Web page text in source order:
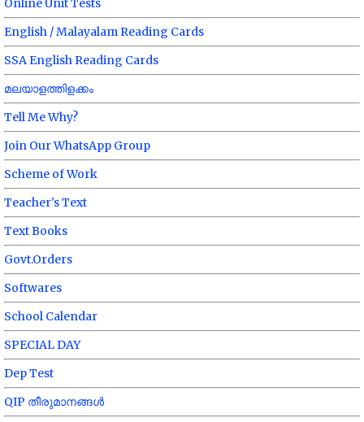
Online Unit Tests
English / Malayalam Reading Cards
SSA English Reading Cards
മലയാളത്തിളക്കം
Tell Me Why?
Join Our WhatsApp Group
Scheme of Work
Teacher's Text
Text Books
Govt.Orders
Softwares
School Calendar
SPECIAL DAY
Dep Test
QIP തീരുമാനങ്ങൾ